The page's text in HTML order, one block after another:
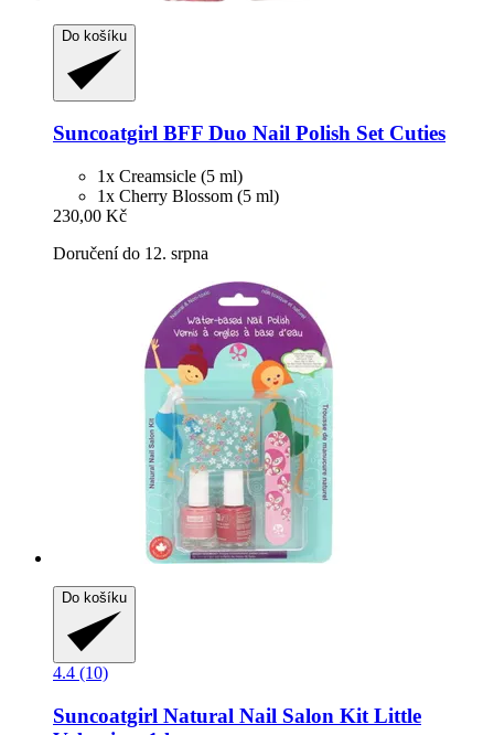
Do košíku
Suncoatgirl BFF Duo Nail Polish Set Cuties
1x Creamsicle (5 ml)
1x Cherry Blossom (5 ml)
230,00 Kč
Doručení do 12. srpna
Do košíku
4.4 (10)
Suncoatgirl Natural Nail Salon Kit Little